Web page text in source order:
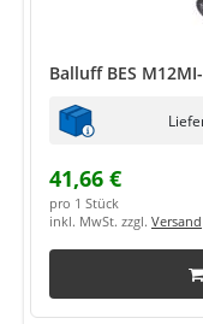
Balluff BES
41,66 €
pro 1 Stück
inkl. MwSt. zzgl. Versand